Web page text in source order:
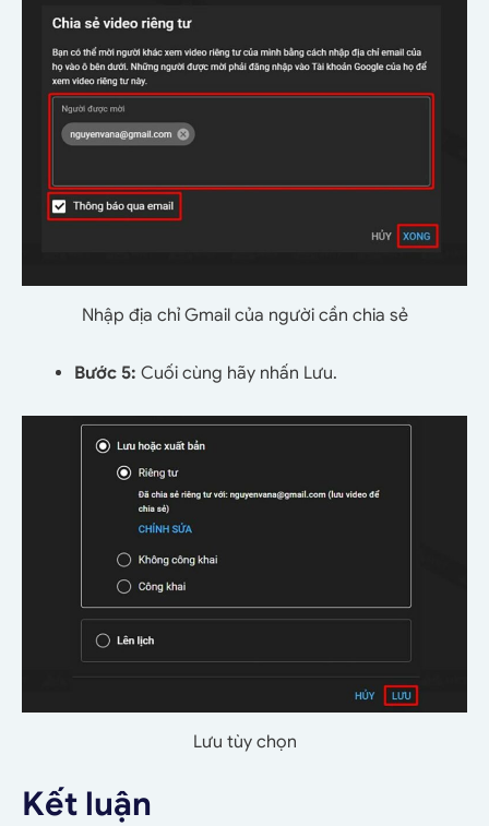
Nhập địa chỉ Gmail của người cần chia sẻ
Bước 5: Cuối cùng hãy nhấn Lưu.
Lưu tùy chọn
Kết luận